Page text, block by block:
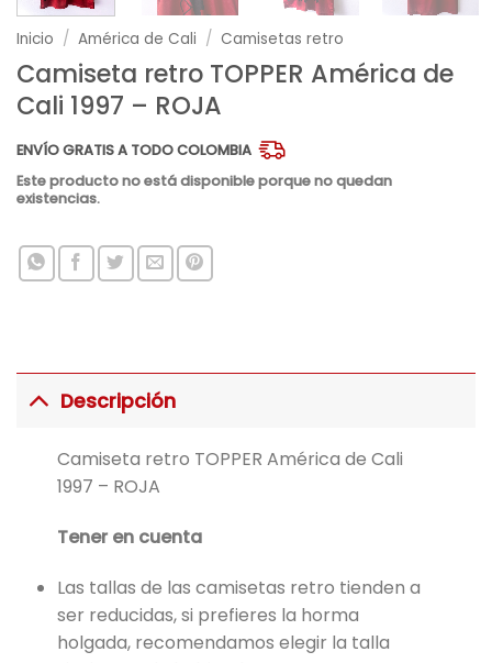
Inicio / América de Cali / Camisetas retro
Camiseta retro TOPPER América de
Cali 1997 – ROJA
ENVÍO GRATIS A TODO COLOMBIA
Este producto no está disponible porque no quedan
existencias.
Descripción
Camiseta retro TOPPER América de Cali
1997 – ROJA
Tener en cuenta
Las tallas de las camisetas retro tienden a
ser reducidas, si prefieres la horma
holgada, recomendamos elegir la talla